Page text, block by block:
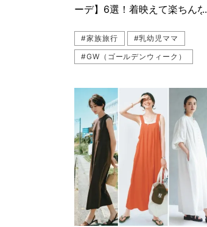
ーデ】6選！着映えて楽ちんな
#家族旅行
#乳幼児ママ
#GW（ゴールデンウィーク）
#子連れコーデ
#夏休み
#デニムコーデ
#子連れファッション
#リゾート
#白パンツ
#ショートパンツコーデ
#ハワイ旅行
#海外
#パンツコーデ
#咲和希
#旅行
#ホテルステイ